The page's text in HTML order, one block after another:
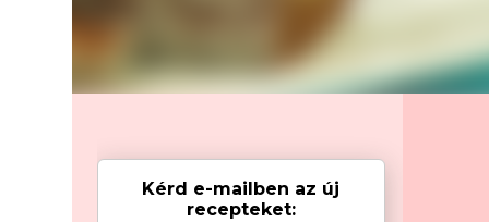
Kérd e-mailben az új
recepteket: